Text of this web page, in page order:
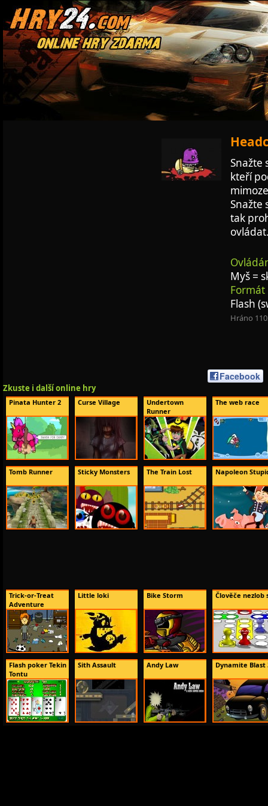
Snažte
kteří
Snažte
tak
Myš =
Flash
Hráno
Facebook
Zkuste i další online hry
Pinata Hunter 2 Curse Village
Undertown
Runner
The web race
Tomb Runner Sticky Monsters The Train Lost Napoleon
Trick-or-Treat
Adventure
Little loki Bike Storm Člověče nezlob
Flash poker Tekin
Tontu
Sith Assault Andy Law Dynamite Blast